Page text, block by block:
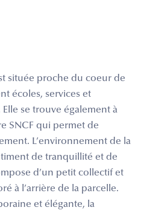
située proche du coeur de
écoles, services et
se trouve également à
SNCF qui permet de
L’environnement de la
de tranquillité et de
d’un petit collectif et
à l’arrière de la parcelle.
et élégante, la